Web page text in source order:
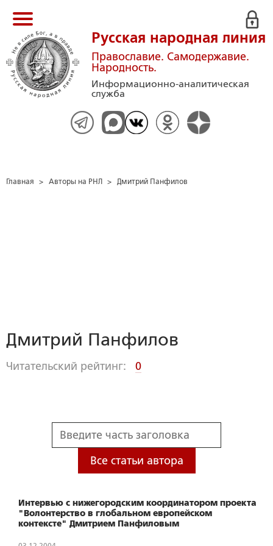
Русская народная линия
Православие. Самодержавие.
Народность.
Информационно-аналитическая
служба
Главная > Авторы на РНЛ > Дмитрий Панфилов
Дмитрий Панфилов
Читательский рейтинг: 0
Все статьи автора
Интервью с нижегородским координатором проекта
"Волонтерство в глобальном европейском
контексте" Дмитрием Панфиловым